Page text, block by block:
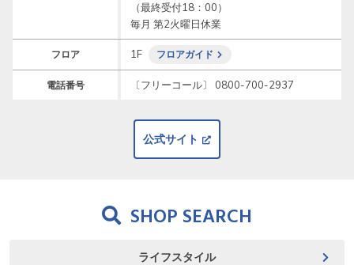
（最終受付18：00）
毎月 第2火曜日休業
フロア 1F フロアガイド
電話番号 〔フリーコール〕 0800-700-2937
公式サイト
SHOP SEARCH
ライフスタイル